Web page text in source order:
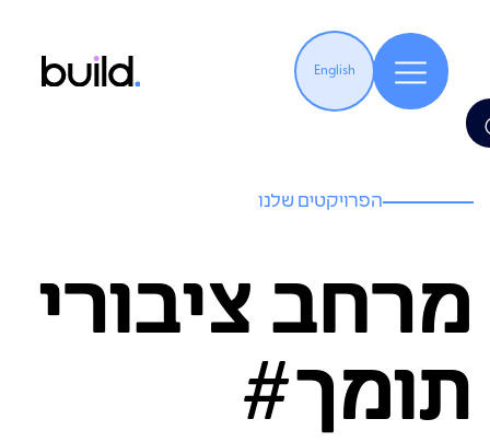
English
הפרויקטים שלנו
מרחב ציבורי
תומך#